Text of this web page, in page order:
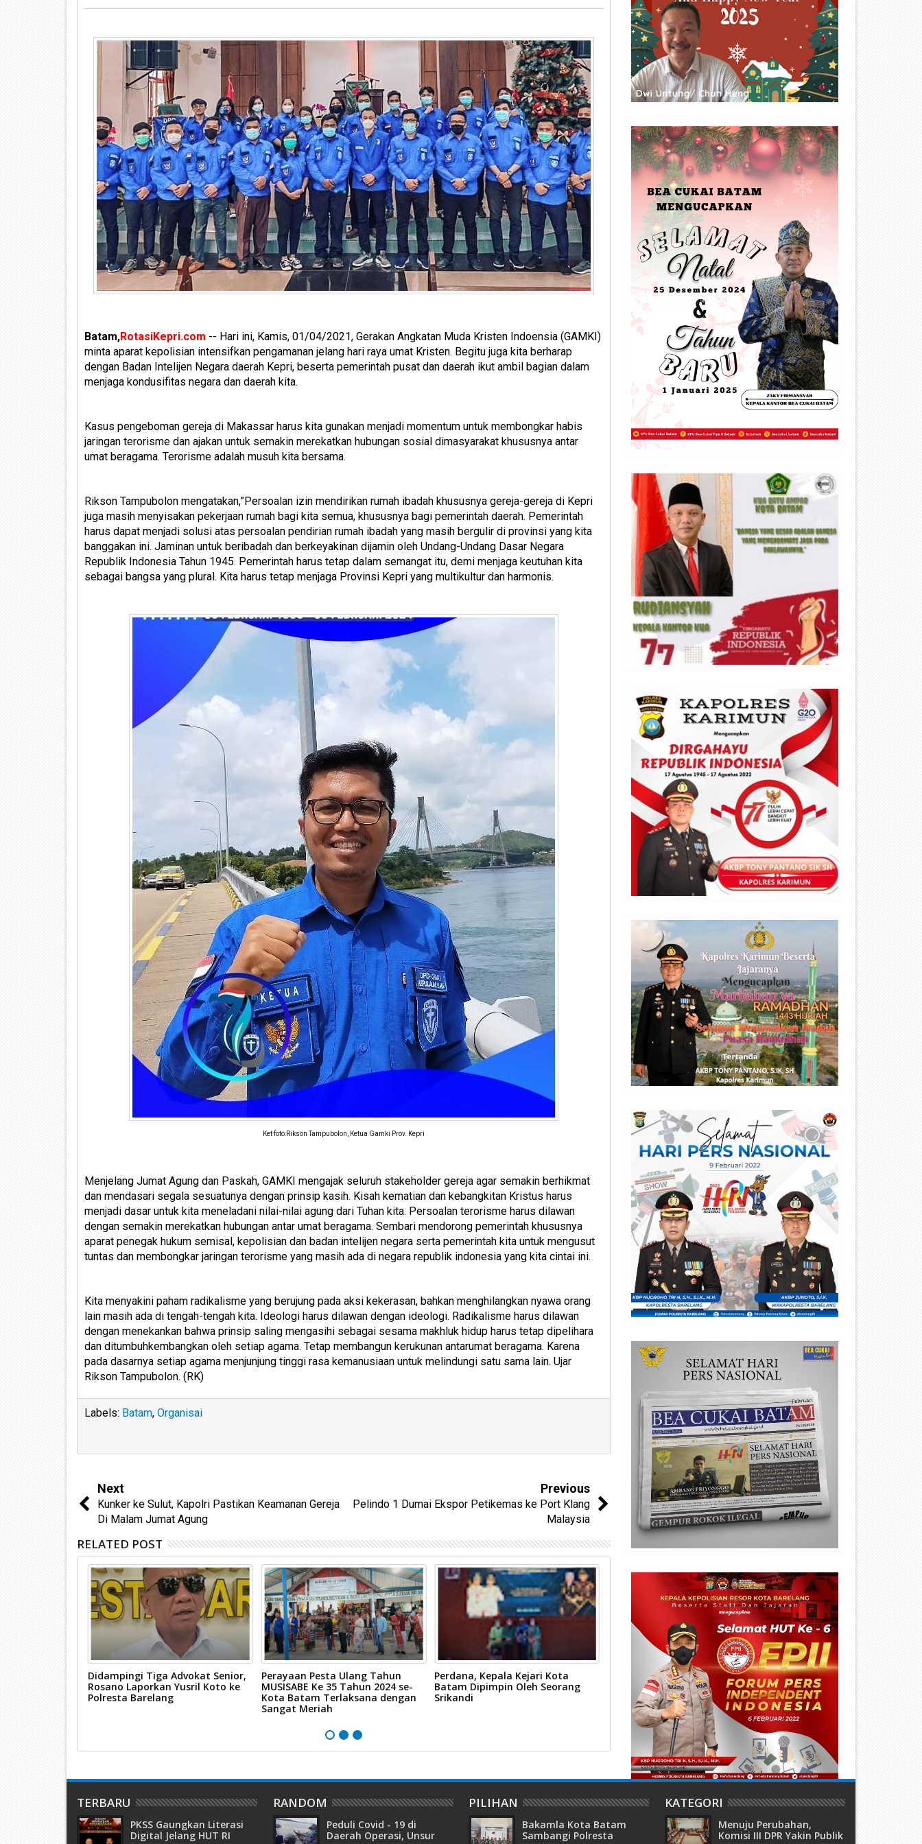
Batam,RotasiKepri.com -- Hari ini, Kamis, 01/04/2021, Gerakan Angkatan Muda Kristen Indoensia (GAMKI)
minta aparat kepolisian intensifkan pengamanan jelang hari raya umat Kristen. Begitu juga kita berharap
dengan Badan Intelijen Negara daerah Kepri, beserta pemerintah pusat dan daerah ikut ambil bagian dalam
menjaga kondusifitas negara dan daerah kita.
Kasus pengeboman gereja di Makassar harus kita gunakan menjadi momentum untuk membongkar habis
jaringan terorisme dan ajakan untuk semakin merekatkan hubungan sosial dimasyarakat khususnya antar
umat beragama. Terorisme adalah musuh kita bersama.
Rikson Tampubolon mengatakan,”Persoalan izin mendirikan rumah ibadah khususnya gereja-gereja di Kepri
juga masih menyisakan pekerjaan rumah bagi kita semua, khususnya bagi pemerintah daerah. Pemerintah
harus dapat menjadi solusi atas persoalan pendirian rumah ibadah yang masih bergulir di provinsi yang kita
banggakan ini. Jaminan untuk beribadah dan berkeyakinan dijamin oleh Undang-Undang Dasar Negara
Republik Indonesia Tahun 1945. Pemerintah harus tetap dalam semangat itu, demi menjaga keutuhan kita
sebagai bangsa yang plural. Kita harus tetap menjaga Provinsi Kepri yang multikultur dan harmonis.
Ket foto:Rikson Tampubolon, Ketua Gamki Prov. Kepri
Menjelang Jumat Agung dan Paskah, GAMKI mengajak seluruh stakeholder gereja agar semakin berhikmat
dan mendasari segala sesuatunya dengan prinsip kasih. Kisah kematian dan kebangkitan Kristus harus
menjadi dasar untuk kita meneladani nilai-nilai agung dari Tuhan kita. Persoalan terorisme harus dilawan
dengan semakin merekatkan hubungan antar umat beragama. Sembari mendorong pemerintah khususnya
aparat penegak hukum semisal, kepolisian dan badan intelijen negara serta pemerintah kita untuk mengusut
tuntas dan membongkar jaringan terorisme yang masih ada di negara republik indonesia yang kita cintai ini.
Kita menyakini paham radikalisme yang berujung pada aksi kekerasan, bahkan menghilangkan nyawa orang
lain masih ada di tengah-tengah kita. Ideologi harus dilawan dengan ideologi. Radikalisme harus dilawan
dengan menekankan bahwa prinsip saling mengasihi sebagai sesama makhluk hidup harus tetap dipelihara
dan ditumbuhkembangkan oleh setiap agama. Tetap membangun kerukunan antarumat beragama. Karena
pada dasarnya setiap agama menjunjung tinggi rasa kemanusiaan untuk melindungi satu sama lain. Ujar
Rikson Tampubolon. (RK)
Labels: Batam, Organisai
Next
Kunker ke Sulut, Kapolri Pastikan Keamanan Gereja
Di Malam Jumat Agung
Previous
Pelindo 1 Dumai Ekspor Petikemas ke Port Klang
Malaysia
RELATED POST
Didampingi Tiga Advokat Senior,
Rosano Laporkan Yusril Koto ke
Polresta Barelang
Perayaan Pesta Ulang Tahun
MUSISABE Ke 35 Tahun 2024 se-
Kota Batam Terlaksana dengan
Sangat Meriah
Perdana, Kepala Kejari Kota
Batam Dipimpin Oleh Seorang
Srikandi
Cegah Varian Omicron, Nocolas
Simbolon, Wendra Simbolon
Beserta Ketua SRK Akhmad
Rosano Bagikan Vitamin C ke
Masyarakat Kota Batam
Tahun 2021, Bea Cukai
Berhasil Kumpulkan
Negara Sebesar Rp4,27
TERBARU
PKSS Gaungkan Literasi
Digital Jelang HUT RI
RANDOM
Peduli Covid - 19 di
Daerah Operasi, Unsur
PILIHAN
Bakamla Kota Batam
Sambangi Polresta
KATEGORI
Menuju Perubahan,
Komisi III DPR Yakin Publik